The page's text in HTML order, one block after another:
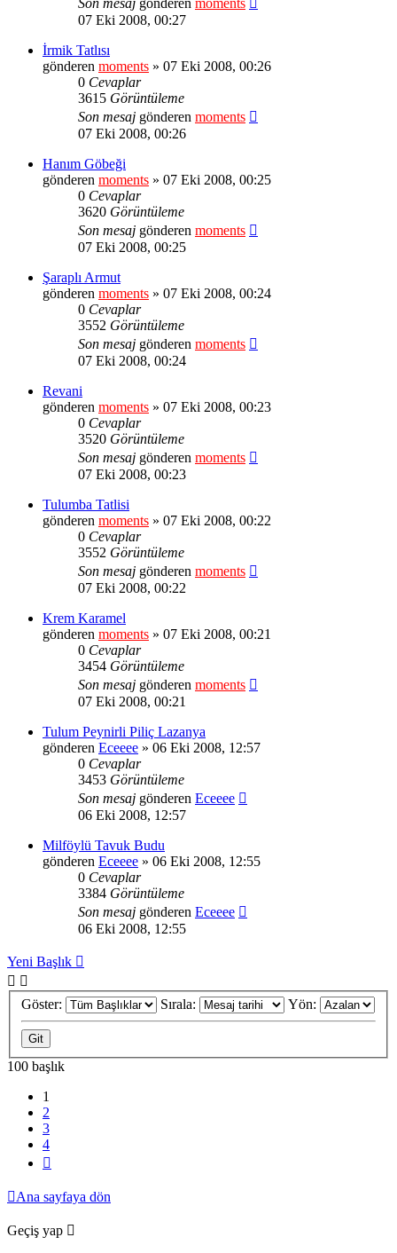
07 Eki 2008, 00:27
İrmik Tatlısı
gönderen moments » 07 Eki 2008, 00:26
0 Cevaplar
3615 Görüntüleme
Son mesaj gönderen moments
07 Eki 2008, 00:26
Hanım Göbeği
gönderen moments » 07 Eki 2008, 00:25
0 Cevaplar
3620 Görüntüleme
Son mesaj gönderen moments
07 Eki 2008, 00:25
Şaraplı Armut
gönderen moments » 07 Eki 2008, 00:24
0 Cevaplar
3552 Görüntüleme
Son mesaj gönderen moments
07 Eki 2008, 00:24
Revani
gönderen moments » 07 Eki 2008, 00:23
0 Cevaplar
3520 Görüntüleme
Son mesaj gönderen moments
07 Eki 2008, 00:23
Tulumba Tatlisi
gönderen moments » 07 Eki 2008, 00:22
0 Cevaplar
3552 Görüntüleme
Son mesaj gönderen moments
07 Eki 2008, 00:22
Krem Karamel
gönderen moments » 07 Eki 2008, 00:21
0 Cevaplar
3454 Görüntüleme
Son mesaj gönderen moments
07 Eki 2008, 00:21
Tulum Peynirli Piliç Lazanya
gönderen Eceeee » 06 Eki 2008, 12:57
0 Cevaplar
3453 Görüntüleme
Son mesaj gönderen Eceeee
06 Eki 2008, 12:57
Milföylü Tavuk Budu
gönderen Eceeee » 06 Eki 2008, 12:55
0 Cevaplar
3384 Görüntüleme
Son mesaj gönderen Eceeee
06 Eki 2008, 12:55
Yeni Başlık
Göster: Sırala: Yön:
100 başlık
1
2
3
4
Ana sayfaya dön
Geçiş yap